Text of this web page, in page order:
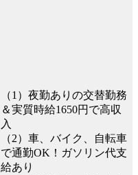
（1）夜勤ありの交替勤務
＆実質時給1650円で高収
入
（2）車、バイク、自転車
で通勤OK！ガソリン代支
給あり